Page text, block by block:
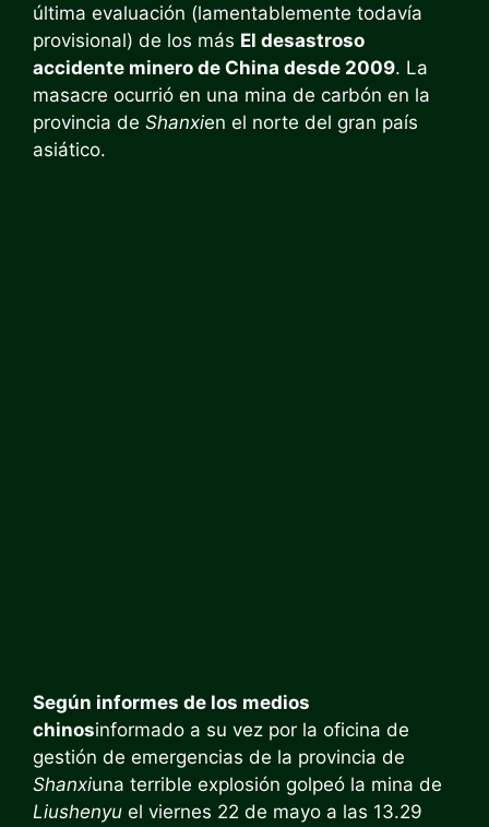
última evaluación (lamentablemente todavía
provisional) de los más El desastroso
accidente minero de China desde 2009. La
masacre ocurrió en una mina de carbón en la
provincia de Shanxien el norte del gran país
asiático.
Según informes de los medios
chinosinformado a su vez por la oficina de
gestión de emergencias de la provincia de
Shanxiuna terrible explosión golpeó la mina de
Liushenyu el viernes 22 de mayo a las 13.29